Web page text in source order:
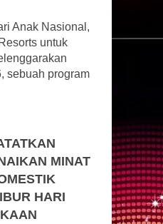
Anak Nasional,
untuk
sebuah program
MINAT
HARI